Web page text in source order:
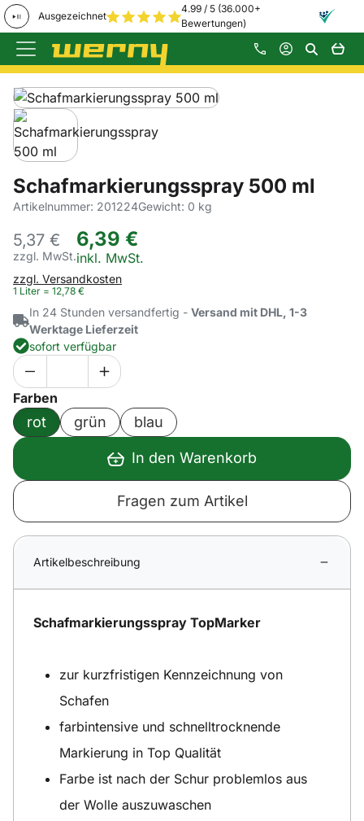
Ausgezeichnet
4.99 / 5 (36.000+
Bewertungen)
Zum Hauptinhalt springen
Produktgalerie
Zur Kaufbox springen
Schafmarkierungsspray 500 ml
Artikelnummer: 201224Gewicht: 0 kg
5,37 €
zzgl. MwSt.
6,39 €
Steuerhinweis:
inkl. MwSt.
zzgl. Versandkosten
1 Liter = 12 78 €
In 24 Stunden versandfertig - Versand mit DHL, 1-3
Werktage Lieferzeit
sofort verfügbar
Farben
rot grün blau
In den Warenkorb
Fragen zum Artikel
Artikelbeschreibung
Schafmarkierungsspray TopMarker
zur kurzfristigen Kennzeichnung von
Schafen
farbintensive und schnelltrocknende
Markierung in Top Qualität
Farbe ist nach der Schur problemlos aus
der Wolle auszuwaschen